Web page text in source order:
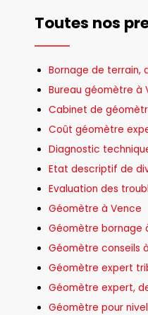
Toutes nos
Bornage de terrain,
Bureau géomètre à
Cabinet de
Coût géomètre
Diagnostic
Etat descriptif de
Evaluation des
Géomètre à Vence
Géomètre bornage
Géomètre conseils
Géomètre expert
Géomètre expert,
Géomètre pour